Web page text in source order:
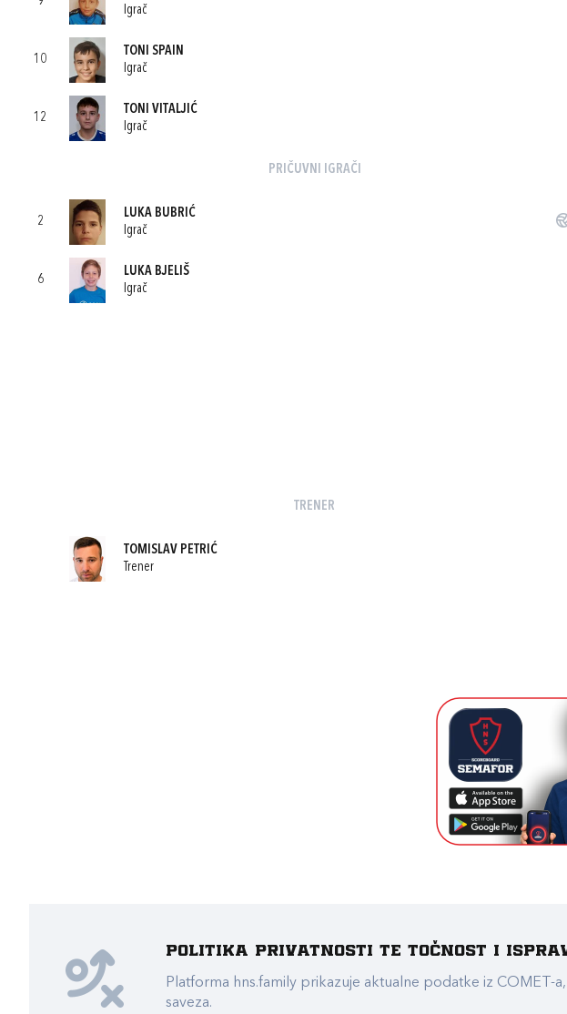
Igrač
10
TONI SPAIN
Igrač
12
TONI VITALJIĆ
Igrač
PRIČUVNI IGRAČI
2
LUKA BUBRIĆ
Igrač
6
LUKA BJELIŠ
Igrač
TRENER
TOMISLAV PETRIĆ
Trener
Politika privatnosti te točnost i
Platforma hns.family prikazuje aktualne podatke iz
saveza.